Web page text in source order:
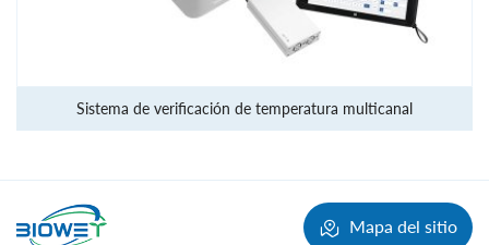
de temperatura multicanal
Mapa del sitio